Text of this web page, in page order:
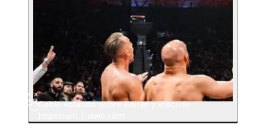
Gable volando sobre Kaiser y Vinci de